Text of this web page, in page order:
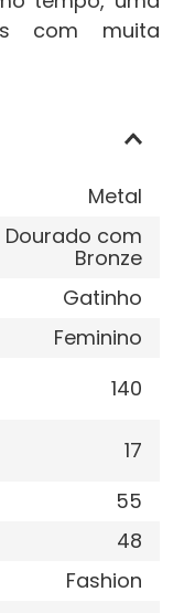
com muita
Metal
Dourado com
Bronze
Gatinho
Feminino
140
17
55
48
Fashion